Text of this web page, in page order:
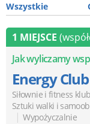
Wszystkie
1 MIEJSCE
Jak wyliczamy
Energy Club
Siłownie i fitness
Sztuki walki i
| Wypożyczalnie